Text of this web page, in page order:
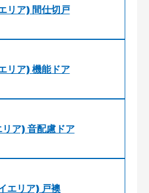
リア) 間仕切戸
リア) 機能ドア
ア) 音配慮ドア
エリア) 戸襖